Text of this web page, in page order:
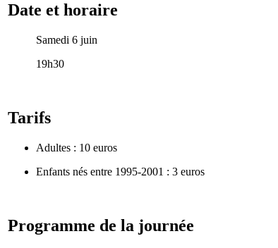
Date et horaire
Samedi 6 juin
19h30
Tarifs
Adultes : 10 euros
Enfants nés entre 1995-2001 : 3 euros
Programme de la journée